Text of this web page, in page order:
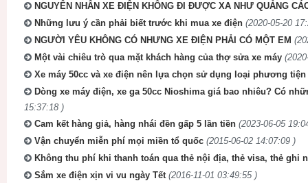
NGUYÊN NHÂN XE ĐIỆN KHÔNG ĐI ĐƯỢC XA NHƯ QUẢNG
Những lưu ý cần phải biết trước khi mua xe điện (2020-05-20
NGƯỜI YÊU KHÔNG CÓ NHƯNG XE ĐIỆN PHẢI CÓ MỘT EM
Một vài chiêu trò qua mặt khách hàng của thợ sửa xe máy
Xe máy 50cc và xe điện nên lựa chọn sử dụng loại phương tiện
Dòng xe máy điện, xe ga 50cc Nioshima giá bao nhiêu? Có
15:37:18 )
Cam kết hàng giả, hàng nhái đền gấp 5 lần tiền (2023-06-05
Vận chuyển miễn phí mọi miền tổ quốc (2015-06-02 14:07:09 )
Không thu phí khi thanh toán qua thẻ nội địa, thẻ visa, thẻ ghi
Sắm xe điện xịn vi vu ngày Tết (2016-11-01 03:49:55 )